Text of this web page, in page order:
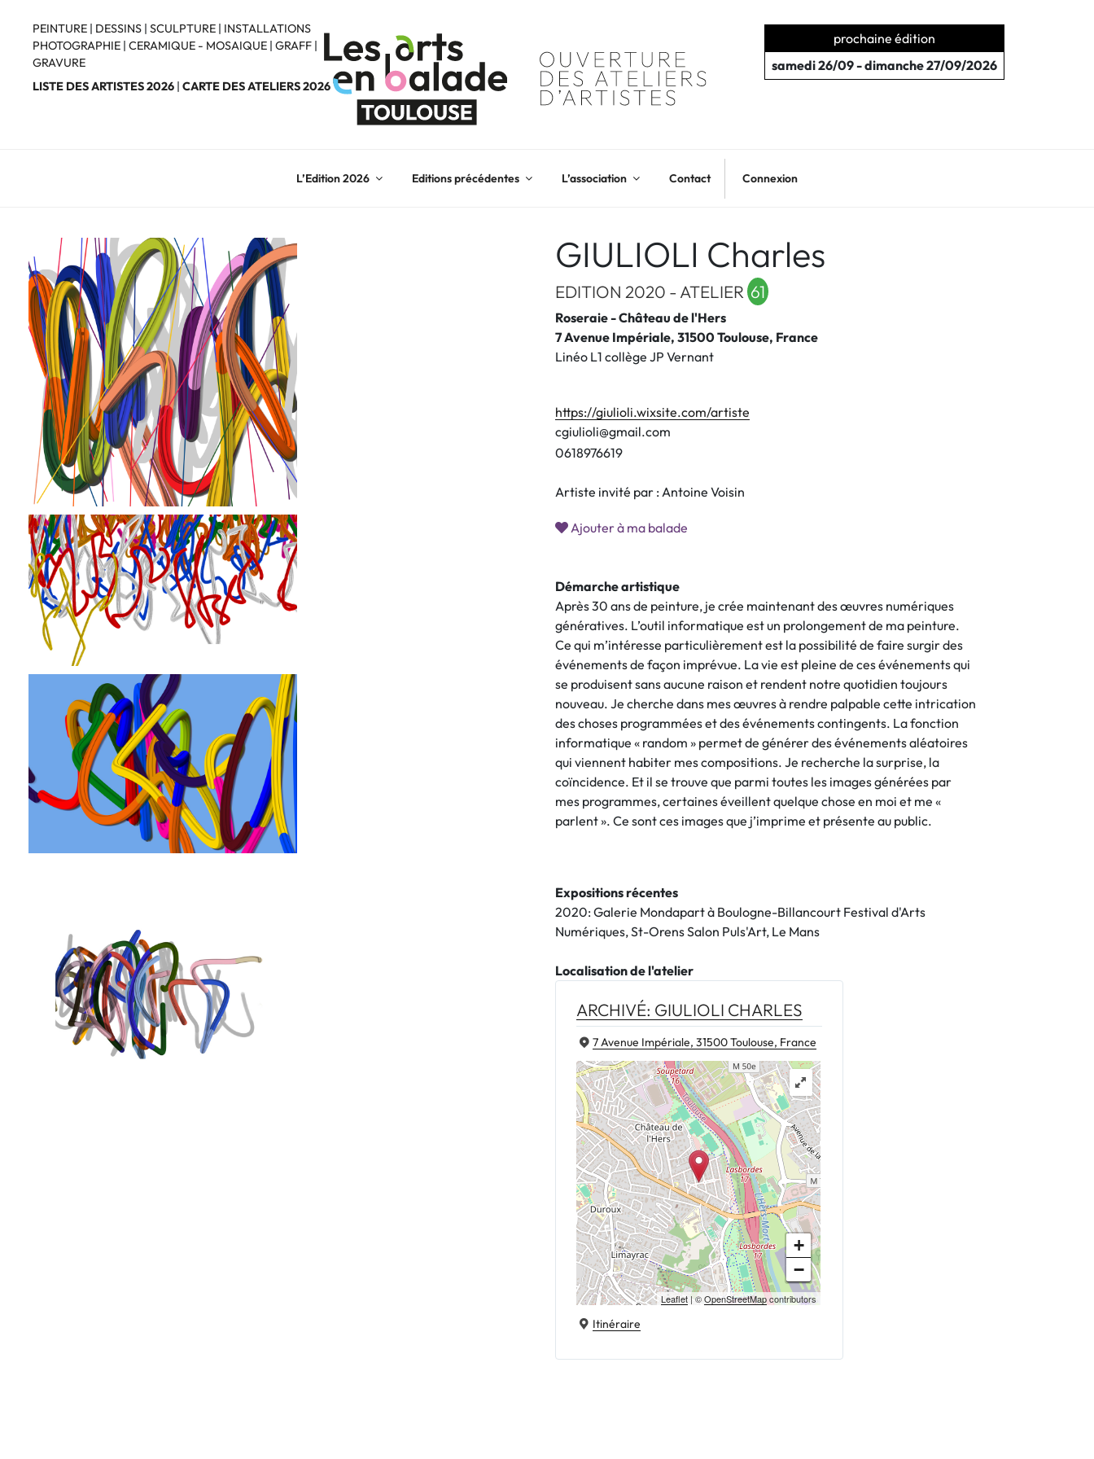
contenu
principal
PEINTURE | DESSINS | SCULPTURE | INSTALLATIONS
PHOTOGRAPHIE | CERAMIQUE - MOSAIQUE | GRAFF |
GRAVURE
LISTE DES ARTISTES 2026 | CARTE DES ATELIERS 2026
prochaine édition
samedi 26/09 - dimanche 27/09/2026
L’Edition 2026 Editions précédentes L’association Contact Connexion
GIULIOLI Charles
EDITION 2020 - ATELIER 61
Roseraie - Château de l'Hers
7 Avenue Impériale, 31500 Toulouse, France
Linéo L1 collège JP Vernant
https://giulioli.wixsite.com/artiste
cgiulioli@gmail.com
0618976619
Artiste invité par : Antoine Voisin
Ajouter à ma balade
Démarche artistique
Après 30 ans de peinture, je crée maintenant des œuvres numériques
génératives. L’outil informatique est un prolongement de ma peinture.
Ce qui m’intéresse particulièrement est la possibilité de faire surgir des
événements de façon imprévue. La vie est pleine de ces événements qui
se produisent sans aucune raison et rendent notre quotidien toujours
nouveau. Je cherche dans mes œuvres à rendre palpable cette intrication
des choses programmées et des événements contingents. La fonction
informatique « random » permet de générer des événements aléatoires
qui viennent habiter mes compositions. Je recherche la surprise, la
coïncidence. Et il se trouve que parmi toutes les images générées par
mes programmes, certaines éveillent quelque chose en moi et me «
parlent ». Ce sont ces images que j’imprime et présente au public.
Expositions récentes
2020: Galerie Mondapart à Boulogne-Billancourt Festival d'Arts
Numériques, St-Orens Salon Puls'Art, Le Mans
Localisation de l'atelier
ARCHIVÉ: GIULIOLI CHARLES
7 Avenue Impériale, 31500 Toulouse, France
+
−
Leaflet | ©OpenStreetMapcontributors
Itinéraire